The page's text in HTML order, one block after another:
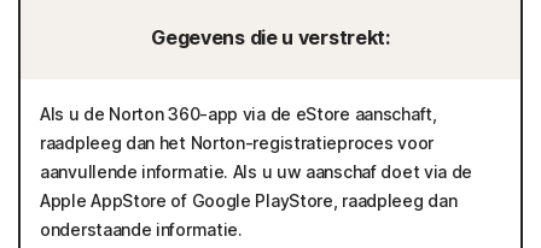
Gegevens die u verstrekt:
Als u de Norton 360-app via de eStore aanschaft,
raadpleeg dan het Norton-registratieproces voor
aanvullende informatie. Als u uw aanschaf doet via de
Apple AppStore of Google PlayStore, raadpleeg dan
onderstaande informatie.